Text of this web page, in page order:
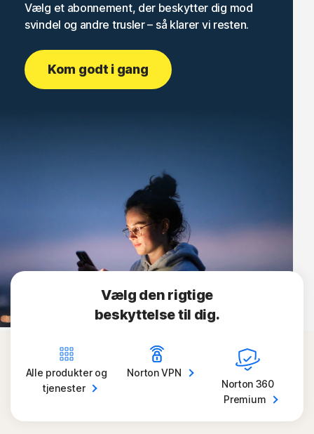
Log ind
Vælg et abonnement, der beskytter dig mod
svindel og andre trusler – så klarer vi resten.
Kom godt i gang
Vælg den rigtige
beskyttelse til dig.
Alle produkter og
tjenester
NortonVPN
Norton 360
Premium